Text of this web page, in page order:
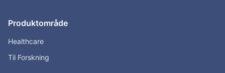
Produktområde
Healthcare
Til Forskning